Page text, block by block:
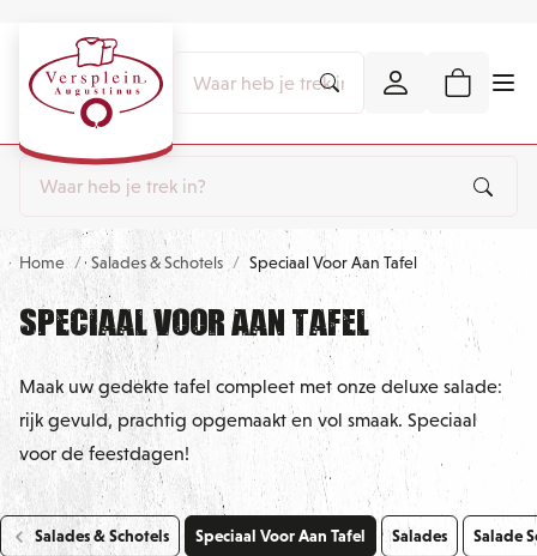
Home Salades & Schotels Speciaal Voor Aan Tafel
Speciaal Voor Aan Tafel
Maak uw gedekte tafel compleet met onze deluxe salade:
rijk gevuld, prachtig opgemaakt en vol smaak. Speciaal
voor de feestdagen!
Salades & Schotels Speciaal Voor Aan Tafel Salades Salade